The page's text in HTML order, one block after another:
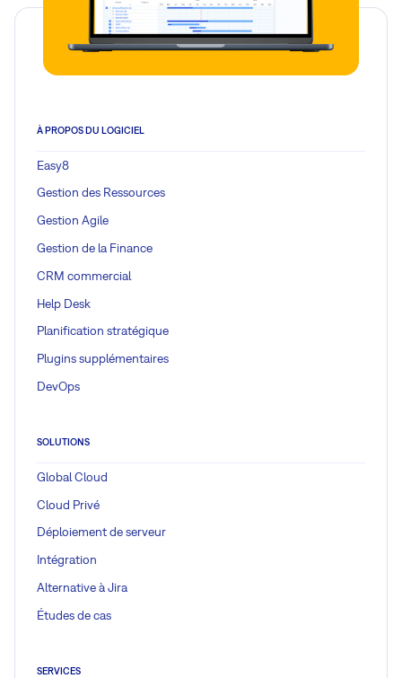
À PROPOS DU LOGICIEL
Easy8
Gestion des Ressources
Gestion Agile
Gestion de la Finance
CRM commercial
Help Desk
Planification stratégique
Plugins supplémentaires
DevOps
SOLUTIONS
Global Cloud
Cloud Privé
Déploiement de serveur
Intégration
Alternative à Jira
Études de cas
SERVICES